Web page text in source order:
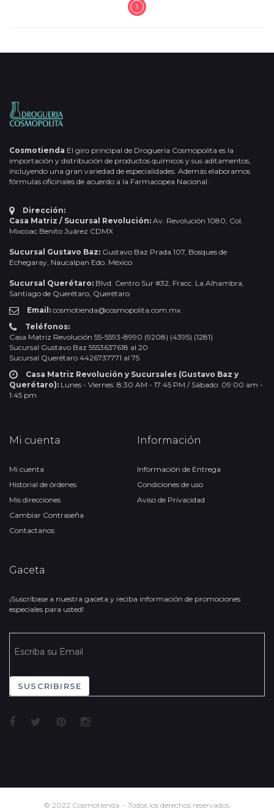
1
Cosmotienda El giro principal de Droguería Cosmopolita es la
importación y distribución de productos químicos y sus aditamentos,
incluyendo una gran variedad de especialidades. Además elaboramos
fórmulas oficinales de acuerdo a la Farmacopea Nacional.
Dirección:
Casa Matriz / Sucursal Revolución: Av. Revolución 1080, Col.
Mixcoac Benito Juárez CDMX
Sucursal Gustavo Baz: Gustavo Baz Prada 107, Bosques de
Echegaray, Naucalpan Edo. México
Sucursal Querétaro: Blvd. Centro Sur #32, Fracc. La Alhambra,
Santiago de Querétaro, Querétaro
Email: cosmotienda@cosmopolita.com.mx
Teléfonos:
Casa Matriz Revolución 55-5593-8990 (9208) (4395) (1281)
Sucursal Gustavo Baz 5553637618 al 20
Sucursal Querétaro 4426737771 al 75
Casa Matriz Revolución y Sucursales (Gustavo Baz y
Querétaro): Lunes - Viernes: 8:30 AM - 17:45 PM / Sábado: 09:00 am -
1:45 pm
Mi cuenta
Mi cuenta
Historial de órdenes
Mis direcciones
Cambiar Contraseña
Contactanos
Información
Información de Entrega
Condiciones de uso
Aviso de Privacidad
Gaceta
¡Suscríbase a nuestra gaceta y reciba información de promociones
especiales para usted!
SUSCRIBIRSE
© 2022 Cosmotienda. - Todos los derechos reservados.